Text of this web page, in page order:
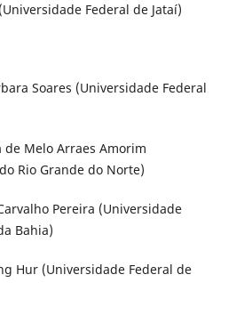
Federal de Jataí)
Soares (Universidade Federal
de Melo Arraes Amorim
Rio Grande do Norte)
Pereira (Universidade
Bahia)
Hur (Universidade Federal de